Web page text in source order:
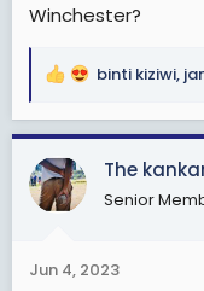
Winchester?
R
a
c
t
i
s
binti kiziwi,
The
Senior
Jun 4, 2023